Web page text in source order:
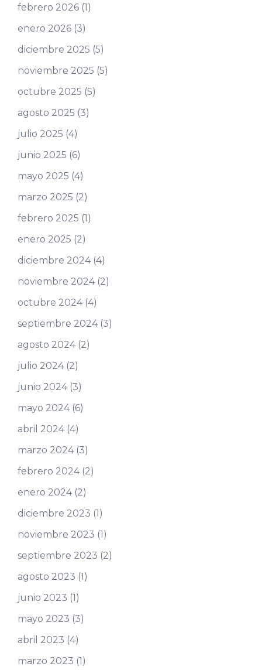
febrero 2026 (1)
enero 2026 (3)
diciembre 2025 (5)
noviembre 2025 (5)
octubre 2025 (5)
agosto 2025 (3)
julio 2025 (4)
junio 2025 (6)
mayo 2025 (4)
marzo 2025 (2)
febrero 2025 (1)
enero 2025 (2)
diciembre 2024(4)
noviembre 2024(2)
octubre 2024(4)
septiembre 2024(3)
agosto 2024(2)
julio 2024(2)
junio 2024(3)
mayo 2024(6)
abril 2024(4)
marzo 2024(3)
febrero 2024(2)
enero 2024(2)
diciembre 2023 (1)
noviembre 2023 (1)
septiembre 2023 (2)
agosto 2023 (1)
junio 2023 (1)
mayo 2023 (3)
abril 2023 (4)
marzo 2023 (1)